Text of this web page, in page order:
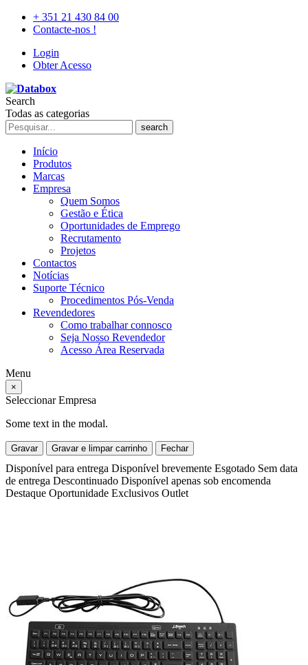
+ 351 21 430 84 00
Contacte-nos !
Login
Obter Acesso
Search
Todas as categorias
search
Início
Produtos
Marcas
Empresa
Quem Somos
Gestão e Ética
Oportunidades de Emprego
Recrutamento
Projetos
Contactos
Notícias
Suporte Técnico
Procedimentos Pós-Venda
Revendedores
Como trabalhar connosco
Seja Nosso Revendedor
Acesso Área Reservada
Menu
×
Seleccionar Empresa
Some text in the modal.
Gravar Gravar e limpar carrinho Fechar
Disponível para entrega Disponível brevemente Esgotado Sem data
de entrega Descontinuado Disponível apenas sob encomenda
Destaque Oportunidade Exclusivos Outlet